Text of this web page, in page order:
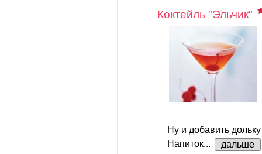
Коктейль "Эльчик"
Ну и добавить
Напиток...
дальше